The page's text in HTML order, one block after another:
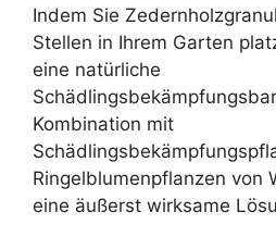
Indem Sie
Stellen in Ihrem Garten
eine natürliche
Kombination mit
Ringelblumenpflanzen von
eine äußerst wirksame